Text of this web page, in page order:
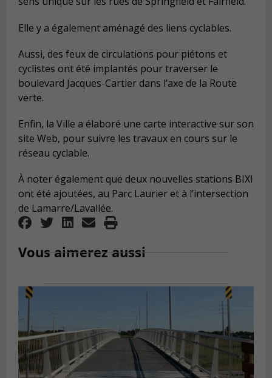
Elle y a également aménagé des liens cyclables.
Aussi, des feux de circulations pour piétons et
cyclistes ont été implantés pour traverser le
boulevard Jacques-Cartier dans l’axe de la Route
verte.
Enfin, la Ville a élaboré une carte interactive sur son
site Web, pour suivre les travaux en cours sur le
réseau cyclable.
À noter également que deux nouvelles stations BIXI
ont été ajoutées, au Parc Laurier et à l’intersection
de Lamarre/Lavallée.
Vous aimerez aussi